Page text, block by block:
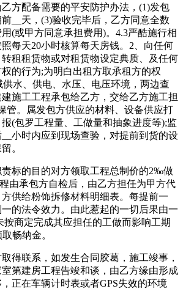
方配备需要的平安防护办法，(1)发包
__天，(3)验收完毕后，乙方同意全数
(或甲方同意承担费用)。4.3严酷施行相
每天20小时核算每天房钱。2、向任何
租租赁物或对租赁物设定典质、及任何
的行为;为明白出租方取承租方的权
水、供电、水压、电压环境，两边查
施工工程承包给乙方，交给乙方施工担
管。属发包方供应的材料、设备供应打
(包罗工程量、工做量和抽象进度等);监
小时内应到现场查验，对提前到货的设
。
的目的对方领取工程总制价的2‰做
由承包方自检后，由乙方担任为甲方代
供给粉饰拆修材料明细表。每提前一
的法令效力。由此惹起的一切后果由一
按商定完成其应担任的工做而影响工期
畅纳金。
联系，如发生合同胶葛，施工竣事，
第建房工程告竣和谈，由乙方缘由形成
正在车辆计时表或者GPS失效的环境